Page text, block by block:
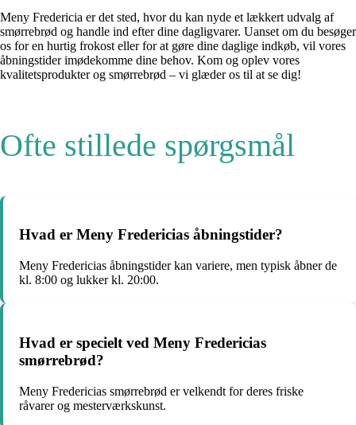
Meny Fredericia er det sted, hvor du kan nyde et lækkert udvalg af
smørrebrød og handle ind efter dine dagligvarer. Uanset om du besøger
os for en hurtig frokost eller for at gøre dine daglige indkøb, vil vores
åbningstider imødekomme dine behov. Kom og oplev vores
kvalitetsprodukter og smørrebrød – vi glæder os til at se dig!
Ofte stillede spørgsmål
Hvad er Meny Fredericias åbningstider?
Meny Fredericias åbningstider kan variere, men typisk åbner de
kl. 8:00 og lukker kl. 20:00.
Hvad er specielt ved Meny Fredericias
smørrebrød?
Meny Fredericias smørrebrød er velkendt for deres friske
råvarer og mesterværkskunst.